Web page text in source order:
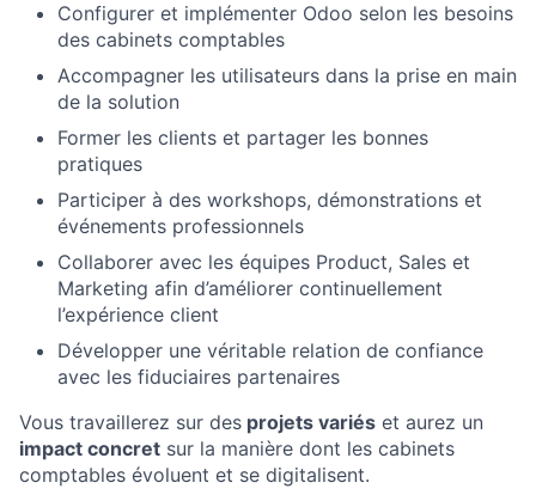
Configurer et implémenter Odoo selon les besoins
des cabinets comptables
Accompagner les utilisateurs dans la prise en main
de la solution
Former les clients et partager les bonnes
pratiques
Participer à des workshops, démonstrations et
événements professionnels
Collaborer avec les équipes Product, Sales et
Marketing afin d’améliorer continuellement
l’expérience client
Développer une véritable relation de confiance
avec les fiduciaires partenaires
Vous travaillerez sur des projets variés et aurez un
impact concret sur la manière dont les cabinets
comptables évoluent et se digitalisent.